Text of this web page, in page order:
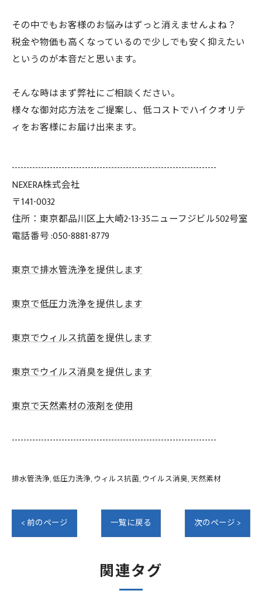
その中でもお客様のお悩みはずっと消えませんよね？
税金や物価も高くなっているので少しでも安く抑えたい
というのが本音だと思います。
そんな時はまず弊社にご相談ください。
様々な御対応方法をご提案し、低コストでハイクオリテ
ィをお客様にお届け出来ます。
----------------------------------------------------------------------
NEXERA株式会社
〒141-0032
住所：東京都品川区上大崎2-13-35ニューフジビル502号室
電話番号 :050-8881-8779
東京で排水管洗浄を提供します
東京で低圧力洗浄を提供します
東京でウィルス抗菌を提供します
東京でウイルス消臭を提供します
東京で天然素材の液剤を使用
----------------------------------------------------------------------
排水管洗浄 低圧力洗浄 ウィルス抗菌 ウイルス消臭 天然素材
< 前のページ 一覧に戻る 次のページ >
関連タグ